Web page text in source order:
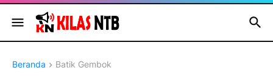
Beranda Batik Gembok